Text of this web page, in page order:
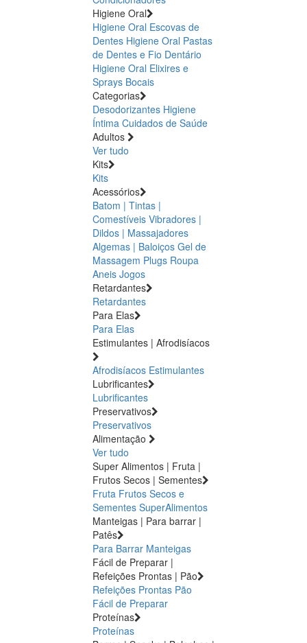
Higiene Oral
Higiene Oral Escovas de
Dentes Higiene Oral Pastas
de Dentes e Fio Dentário
Higiene Oral Elixires e
Sprays Bocais
Categorias
Desodorizantes Higiene
Íntima Cuidados de Saúde
Adultos
Ver tudo
Kits
Kits
Acessórios
Batom | Tintas |
Comestíveis Vibradores |
Dildos | Massajadores
Algemas | Baloiços Gel de
Massagem Plugs Roupa
Aneis Jogos
Retardantes
Retardantes
Para Elas
Para Elas
Estimulantes | Afrodisíacos
Afrodisíacos Estimulantes
Lubrificantes
Lubrificantes
Preservativos
Preservativos
Alimentação
Ver tudo
Super Alimentos | Fruta |
Frutos Secos | Sementes
Fruta Frutos Secos e
Sementes SuperAlimentos
Manteigas | Para barrar |
Patês
Para Barrar Manteigas
Fácil de Preparar |
Refeições Prontas | Pão
Refeições Prontas Pão
Fácil de Preparar
Proteínas
Proteínas